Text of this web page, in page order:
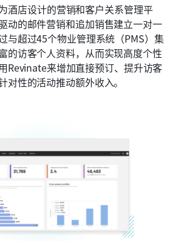
酒店设计的营销和客户关系管理平
动的邮件营销和追加销售建立一对一
与超过45个物业管理系统（PMS）集
的访客个人资料，从而实现高度个性
Revinate来增加直接预订、提升访客
对性的活动推动额外收入。